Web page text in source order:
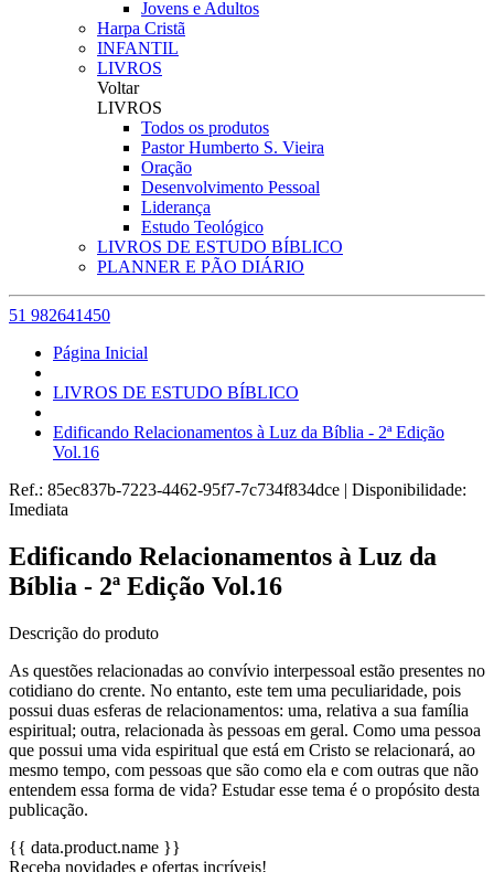
Jovens e Adultos
Harpa Cristã
INFANTIL
LIVROS
Voltar
LIVROS
Todos os produtos
Pastor Humberto S. Vieira
Oração
Desenvolvimento Pessoal
Liderança
Estudo Teológico
LIVROS DE ESTUDO BÍBLICO
PLANNER E PÃO DIÁRIO
51 982641450
Página Inicial
LIVROS DE ESTUDO BÍBLICO
Edificando Relacionamentos à Luz da Bíblia - 2ª Edição
Vol.16
Ref.: 85ec837b-7223-4462-95f7-7c734f834dce | Disponibilidade:
Imediata
Edificando Relacionamentos à Luz da
Bíblia - 2ª Edição Vol.16
Descrição do produto
As questões relacionadas ao convívio interpessoal estão presentes no
cotidiano do crente. No entanto, este tem uma peculiaridade, pois
possui duas esferas de relacionamentos: uma, relativa a sua família
espiritual; outra, relacionada às pessoas em geral. Como uma pessoa
que possui uma vida espiritual que está em Cristo se relacionará, ao
mesmo tempo, com pessoas que são como ela e com outras que não
entendem essa forma de vida? Estudar esse tema é o propósito desta
publicação.
{{ data.product.name }}
Receba novidades e ofertas incríveis!